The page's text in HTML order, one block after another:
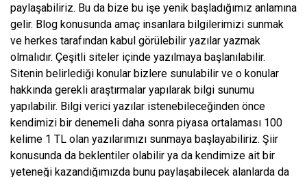
paylaşabiliriz. Bu da bize bu işe yenik başladığımız anlamına
gelir. Blog konusunda amaç insanlara bilgilerimizi sunmak
ve herkes tarafından kabul görülebilir yazılar yazmak
olmalıdır. Çeşitli siteler içinde yazılmaya başlanılabilir.
Sitenin belirlediği konular bizlere sunulabilir ve o konular
hakkında gerekli araştırmalar yapılarak bilgi sunumu
yapılabilir. Bilgi verici yazılar istenebileceğinden önce
kendimizi bir denemeli daha sonra piyasa ortalaması 100
kelime 1 TL olan yazılarımızı sunmaya başlayabiliriz. Şiir
konusunda da beklentiler olabilir ya da kendimize ait bir
yeteneği kazandığımızda bunu paylaşabilecek alanlarda da